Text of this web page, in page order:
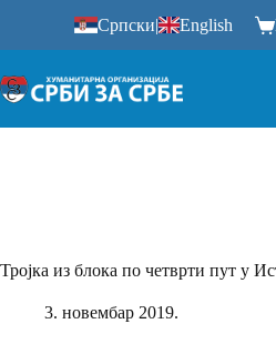
Српски| English
Тројка из блока по четврти пут у
3. новембар 2019.